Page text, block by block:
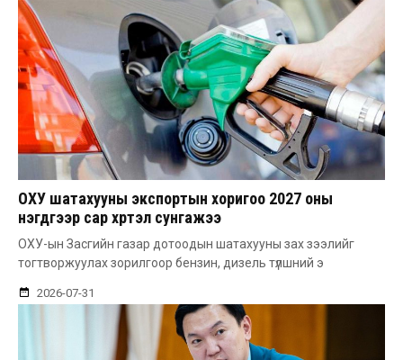
ОХУ шатахууны экспортын хоригоо 2027 оны
нэгдүгээр сар хүртэл сунгажээ
ОХУ-ын Засгийн газар дотоодын шатахууны зах зээлийг
тогтворжуулах зорилгоор бензин, дизель түлшний э
2026-07-31